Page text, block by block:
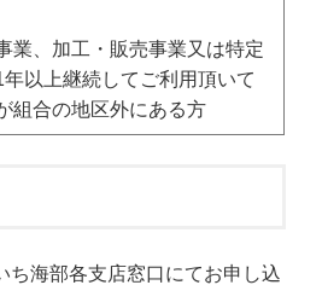
業、加工・販売事業又は特定
以上継続してご利用頂いて
組合の地区外にある方
ち海部各支店窓口にてお申し込